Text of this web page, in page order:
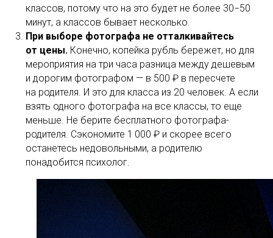
классов, потому что на это будет не более 30−50
минут, а классов бывает несколько.
При выборе фотографа не отталкивайтесь
от цены. Конечно, копейка рубль бережет, но для
мероприятия на три часа разница между дешевым
и дорогим фотографом — в 500 ₽ в пересчете
на родителя. И это для класса из 20 человек. А если
взять одного фотографа на все классы, то еще
меньше. Не берите бесплатного фотографа-
родителя. Сэкономите 1 000 ₽ и скорее всего
останетесь недовольными, а родителю
понадобится психолог.